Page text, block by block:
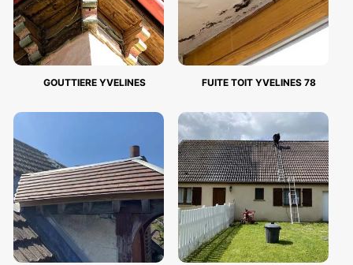
GOUTTIERE YVELINES FUITE TOIT YVELINES 78